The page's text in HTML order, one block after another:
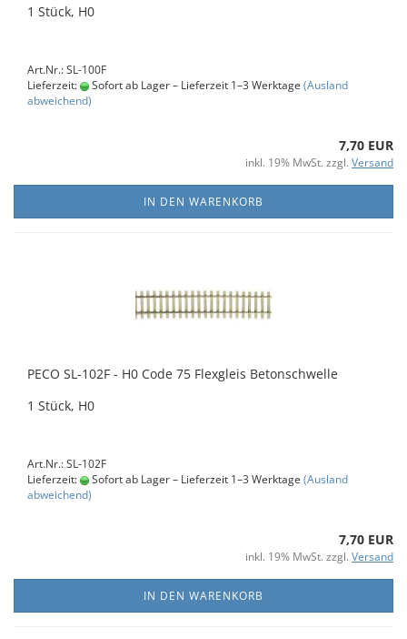
1 Stück, H0
Art.Nr.: SL-100F
Lieferzeit:
Sofort ab Lager – Lieferzeit 1–3 Werktage (Ausland
abweichend)
7,70 EUR
inkl. 19% MwSt. zzgl. Versand
IN DEN WARENKORB
PECO SL-102F - H0 Code 75 Flexgleis Betonschwelle
1 Stück, H0
Art.Nr.: SL-102F
Lieferzeit:
Sofort ab Lager – Lieferzeit 1–3 Werktage (Ausland
abweichend)
7,70 EUR
inkl. 19% MwSt. zzgl. Versand
IN DEN WARENKORB